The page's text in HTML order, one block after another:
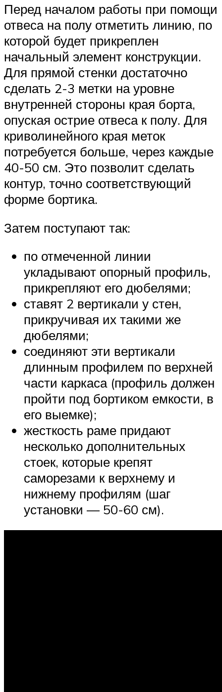
Перед началом работы при помощи
отвеса на полу отметить линию, по
которой будет прикреплен
начальный элемент конструкции.
Для прямой стенки достаточно
сделать 2-3 метки на уровне
внутренней стороны края борта,
опуская острие отвеса к полу. Для
криволинейного края меток
потребуется больше, через каждые
40-50 см. Это позволит сделать
контур, точно соответствующий
форме бортика.
Затем поступают так:
по отмеченной линии
укладывают опорный профиль,
прикрепляют его дюбелями;
ставят 2 вертикали у стен,
прикручивая их такими же
дюбелями;
соединяют эти вертикали
длинным профилем по верхней
части каркаса (профиль должен
пройти под бортиком емкости, в
его выемке);
жесткость раме придают
несколько дополнительных
стоек, которые крепят
саморезами к верхнему и
нижнему профилям (шаг
установки — 50-60 см).